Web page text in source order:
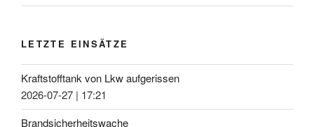
LETZTE EINSÄTZE
Kraftstofftank von Lkw aufgerissen
2026-07-27 | 17:21
Brandsicherheitswache